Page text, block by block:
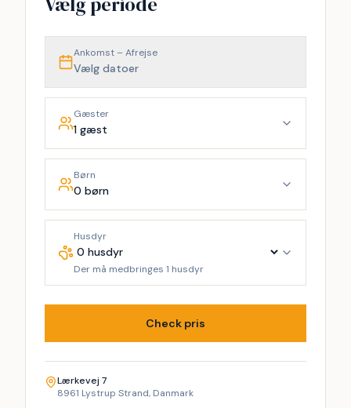
Ankomst – Afrejse
Vælg datoer
Gæster
1 gæst
Børn
0 børn
Husdyr
Der må medbringes 1 husdyr
Check pris
Lærkevej 7
8961 Lystrup Strand, Danmark